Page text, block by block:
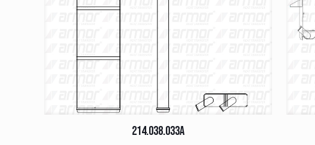
214.038.033A